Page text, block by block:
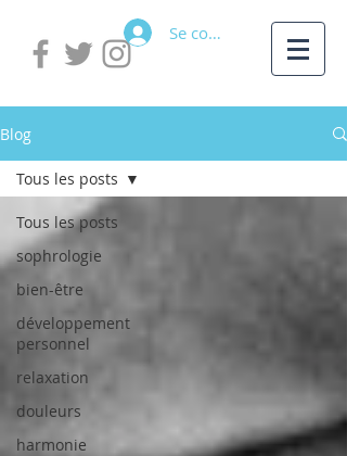
Se connecter
Blog
Tous les posts
sophrologie
bien-être
développement
personnel
relaxation
douleurs
harmonie
Tous les posts